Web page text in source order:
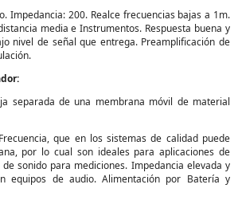
Impedancia: 200. Realce frecuencias bajas a 1m.
media e Instrumentos. Respuesta buena y
nivel de señal que entrega. Preamplificación de
separada de una membrana móvil de material
que en los sistemas de calidad puede
por lo cual son ideales para aplicaciones de
sonido para mediciones. Impedancia elevada y
equipos de audio. Alimentación por Batería y